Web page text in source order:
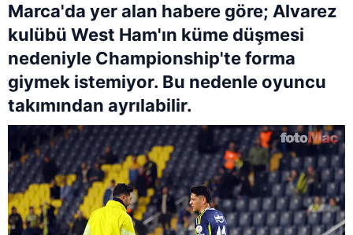
Marca'da yer alan habere göre; Alvarez
kulübü West Ham'ın küme düşmesi
nedeniyle Championship'te forma
giymek istemiyor. Bu nedenle oyuncu
takımından ayrılabilir.